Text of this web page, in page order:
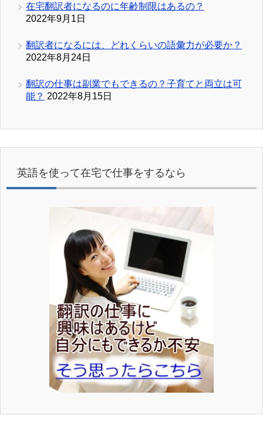
在宅翻訳者になるのに年齢制限はあるの？
2022年9月1日
翻訳者になるには、どれくらいの語彙力が必要か？
2022年8月24日
翻訳の仕事は副業でもできるの？子育てと両立は可
能？ 2022年8月15日
英語を使って在宅で仕事をするなら